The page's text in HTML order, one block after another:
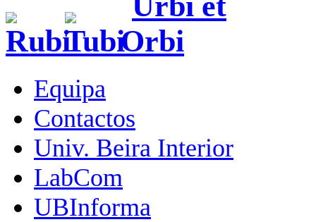
Equipa
Contactos
Univ. Beira Interior
LabCom
UBInforma